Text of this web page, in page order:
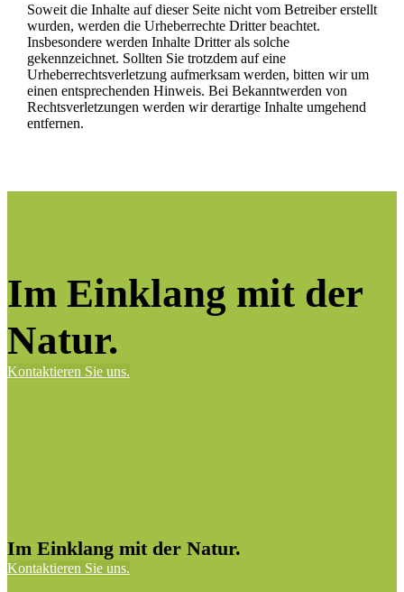
Soweit die Inhalte auf dieser Seite nicht vom Betreiber erstellt
wurden, werden die Urheberrechte Dritter beachtet.
Insbesondere werden Inhalte Dritter als solche
gekennzeichnet. Sollten Sie trotzdem auf eine
Urheberrechtsverletzung aufmerksam werden, bitten wir um
einen entsprechenden Hinweis. Bei Bekanntwerden von
Rechtsverletzungen werden wir derartige Inhalte umgehend
entfernen.
Im Einklang mit der
Natur.
Kontaktieren Sie uns.
Im Einklang mit der Natur.
Kontaktieren Sie uns.